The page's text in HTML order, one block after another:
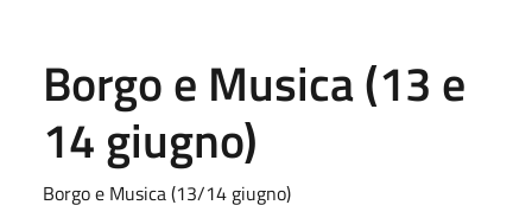
Borgo e Musica (13 e
14 giugno)
Borgo e Musica (13/14 giugno)